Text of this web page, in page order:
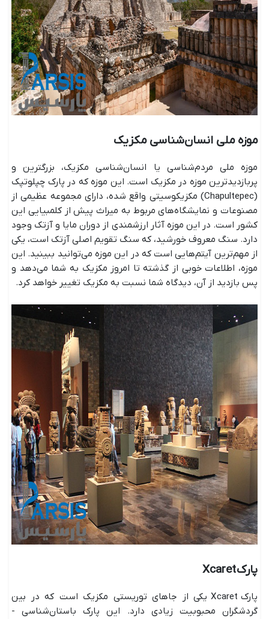
موزه ملی انسان‌شناسی مکزیک
موزه ملی مردم‌شناسی یا انسان‌شناسی مکزیک، بزرگترین و
پربازدیدترین موزه در مکزیک است. این موزه که در پارک چپلوتپک
(Chapultepec) مکزیکوسیتی واقع شده، دارای مجموعه عظیمی از
مصنوعات و نمایشگاه‌های مربوط به میراث پیش از کلمبیایی این
کشور است. در این موزه آثار ارزشمندی از دوران مایا و آزتک وجود
دارد. سنگ معروف خورشید، که سنگ تقویم اصلی آزتک است، یکی
از مهم‌ترین آیتم‌هایی است که در این موزه می‌توانید ببینید. این
موزه، اطلاعات خوبی از گذشته تا امروز مکزیک به شما می‌دهد و
پس بازدید از آن، دیدگاه شما نسبت به مکزیک تغییر خواهد کرد.
پارک Xcaret
پارک Xcaret یکی از جاهای توریستی مکزیک است که در بین
گردشگران محبوبیت زیادی دارد. این پارک باستان‌شناسی -